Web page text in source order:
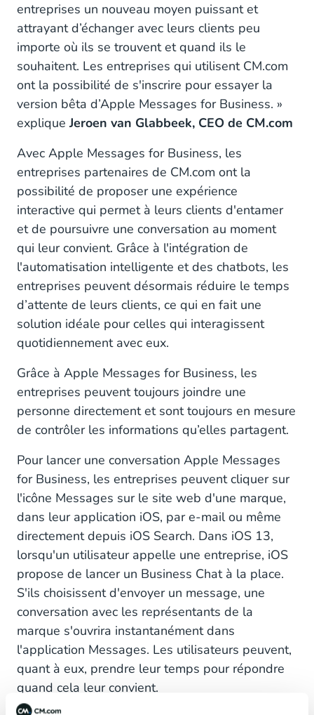
entreprises un nouveau moyen puissant et
attrayant d’échanger avec leurs clients peu
importe où ils se trouvent et quand ils le
souhaitent. Les entreprises qui utilisent CM.com
ont la possibilité de s'inscrire pour essayer la
version bêta d’Apple Messages for Business. »
expliqueJeroen van Glabbeek, CEO de CM.com
Avec Apple Messages for Business, les
entreprises partenaires de CM.com ont la
possibilité de proposer une expérience
interactive qui permet à leurs clients d'entamer
et de poursuivre une conversation au moment
qui leur convient. Grâce à l'intégration de
l'automatisation intelligente et des chatbots, les
entreprises peuvent désormais réduire le temps
d’attente de leurs clients, ce qui en fait une
solution idéale pour celles qui interagissent
quotidiennement avec eux.
Grâce à Apple Messages for Business, les
entreprises peuvent toujours joindre une
personne directement et sont toujours en mesure
de contrôler les informations qu’elles partagent.
Pour lancer une conversation Apple Messages
for Business, les entreprises peuvent cliquer sur
l'icône Messages sur le site web d'une marque,
dans leur application iOS, par e-mail ou même
directement depuis iOS Search. Dans iOS 13,
lorsqu'un utilisateur appelle une entreprise, iOS
propose de lancer un Business Chat à la place.
S'ils choisissent d'envoyer un message, une
conversation avec les représentants de la
marque s'ouvrira instantanément dans
l'application Messages. Les utilisateurs peuvent,
quant à eux, prendre leur temps pour répondre
quand cela leur convient.